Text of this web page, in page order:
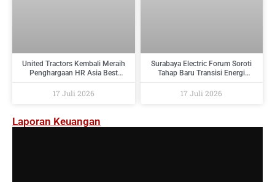
United Tractors Kembali Meraih
Penghargaan HR Asia Best
2026
17 Juli 2026
Surabaya Electric Forum Soroti
Tahap Baru Transisi Energi
Implementasi
17 Juli 2026
Laporan Keuangan